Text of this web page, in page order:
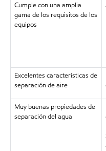
Cumple con una amplia
gama de los requisitos de los
equipos
Excelentes características de
separación de aire
Muy buenas propiedades de
separación del agua